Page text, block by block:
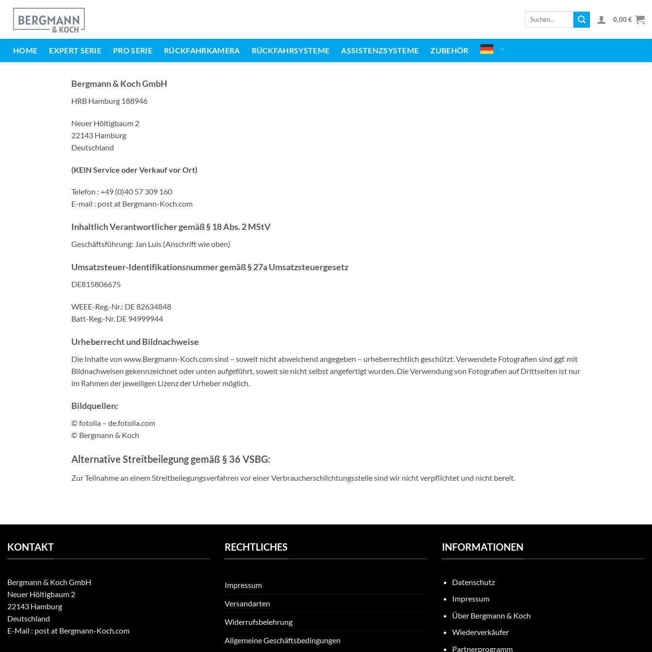
Zum
Inhalt
springen
Suchen
0,00€
HOME EXPERT SERIE PRO SERIE RÜCKFAHRKAMERA RÜCKFAHRSYSTEME ASSISTENZSYSTEME ZUBEHÖR
Bergmann & Koch GmbH
HRB Hamburg 188946
Neuer Höltigbaum 2
22143 Hamburg
Deutschland
(KEIN Service oder Verkauf vor Ort)
Telefon : +49 (0)40 57 309 160
E-mail : post at Bergmann-Koch.com
Inhaltlich Verantwortlicher gemäß § 18 Abs. 2 MStV
Geschäftsführung: Jan Luis (Anschrift wie oben)
Umsatzsteuer-Identifikationsnummer gemäß § 27a Umsatzsteuergesetz
DE815806675
WEEE-Reg.-Nr.: DE 82634848
Batt-Reg.-Nr. DE 94999944
Urheberrecht und Bildnachweise
Die Inhalte von www.Bergmann-Koch.com sind – soweit nicht abweichend angegeben – urheberrechtlich geschützt. Verwendete Fotografien sind ggf. mit
Bildnachweisen gekennzeichnet oder unten aufgeführt, soweit sie nicht selbst angefertigt wurden. Die Verwendung von Fotografien auf Drittseiten ist nur
im Rahmen der jeweiligen Lizenz der Urheber möglich.
Bildquellen:
© fotolia – de.fotolia.com
© Bergmann & Koch
Alternative Streitbeilegung gemäß § 36 VSBG:
Zur Teilnahme an einem Streitbeilegungsverfahren vor einer Verbraucherschlichtungsstelle sind wir nicht verpflichtet und nicht bereit.
KONTAKT
Bergmann & Koch GmbH
Neuer Höltigbaum 2
22143 Hamburg
Deutschland
E-Mail : post at Bergmann-Koch.com
RECHTLICHES
Impressum
Versandarten
Widerrufsbelehrung
Allgemeine Geschäftsbedingungen
INFORMATIONEN
Datenschutz
Impressum
Über Bergmann & Koch
Wiederverkäufer
Partnerprogramm